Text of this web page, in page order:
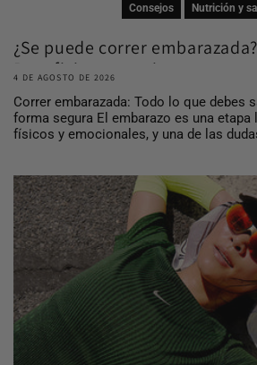
Consejos Nutrición y
¿Se puede correr embarazada?
Beneficios, consej...
4 DE AGOSTO DE 2026
Correr embarazada: Todo lo que debes
forma segura El embarazo es una etapa
físicos y emocionales, y una de las